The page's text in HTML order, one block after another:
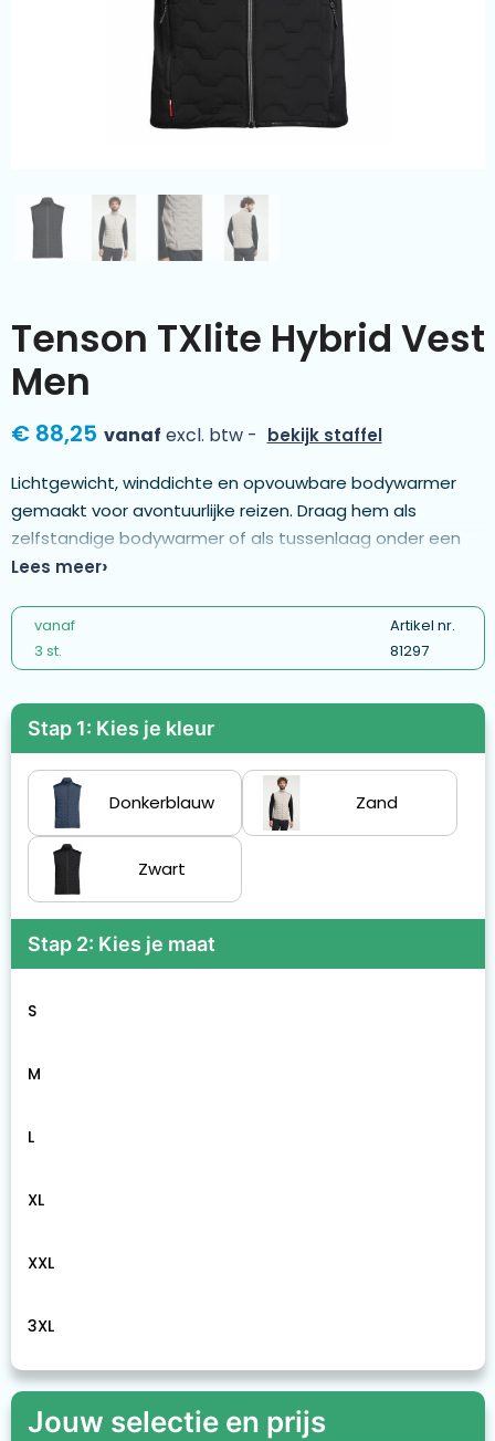
Kleding & textiel
Duurzamere geschenken
Luxe geschenken
Meer categorieën
Wijn
Tenson TXlite Hybrid Vest
Men
€ 88,25 vanaf excl. btw - bekijk staffel
Lichtgewicht, winddichte en opvouwbare bodywarmer
gemaakt voor avontuurlijke reizen. Draag hem als
zelfstandige bodywarmer of als tussenlaag onder een
shelljack als de temperatuur daalt. De voor- en
stof met een lichte vulling van 100% polyester. De
zijkanten zijn gemaakt van 90% polyester en 10%
elastaan. Zowel de taille als de armsgaten zijn elastisch
en de jas heeft twee voorzakken met ritssluiting. De
bodywarmer is winddicht en heeft een opstaande kraag
die de nek beschermt.
Lees meer
vanaf
3 st.
Artikel nr.
81297
Stap 1: Kies je kleur
Donkerblauw Zand
Zwart
Stap 2: Kies je maat
S
M
L
XL
XXL
3XL
Jouw selectie en prijs